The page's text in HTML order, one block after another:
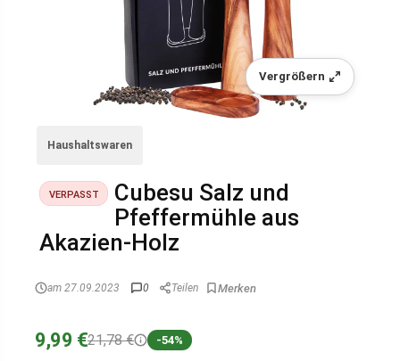
Vergrößern
Haushaltswaren
VERPASST
Cubesu Salz und
Pfeffermühle aus
Akazien-Holz
am 27.09.2023 0 Teilen
9,99 €21,78 € -54%